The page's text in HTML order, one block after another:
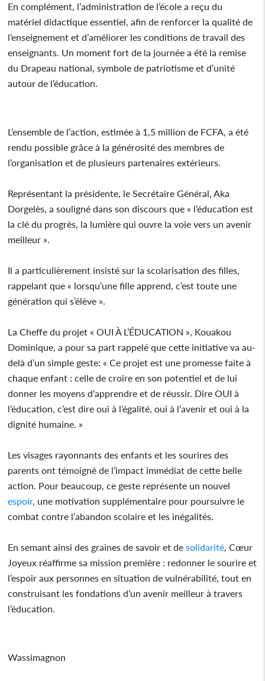
En complément, l’administration de l’école a reçu du
matériel didactique essentiel, afin de renforcer la qualité de
l’enseignement et d’améliorer les conditions de travail des
enseignants. Un moment fort de la journée a été la remise
du Drapeau national, symbole de patriotisme et d’unité
autour de l’éducation.
L’ensemble de l’action, estimée à 1,5 million de FCFA, a été
rendu possible grâce à la générosité des membres de
l’organisation et de plusieurs partenaires extérieurs.
Représentant la présidente, le Secrétaire Général, Aka
Dorgelès, a souligné dans son discours que « l’éducation est
la clé du progrès, la lumière qui ouvre la voie vers un avenir
meilleur ».
Il a particulièrement insisté sur la scolarisation des filles,
rappelant que « lorsqu’une fille apprend, c’est toute une
génération qui s’élève ».
La Cheffe du projet « OUI À L’ÉDUCATION », Kouakou
Dominique, a pour sa part rappelé que cette initiative va au-
delà d’un simple geste: « Ce projet est une promesse faite à
chaque enfant : celle de croire en son potentiel et de lui
donner les moyens d’apprendre et de réussir. Dire OUI à
l’éducation, c’est dire oui à l’égalité, oui à l’avenir et oui à la
dignité humaine. »
Les visages rayonnants des enfants et les sourires des
parents ont témoigné de l’impact immédiat de cette belle
action. Pour beaucoup, ce geste représente un nouvel
espoir, une motivation supplémentaire pour poursuivre le
combat contre l’abandon scolaire et les inégalités.
En semant ainsi des graines de savoir et de solidarité , Cœur
Joyeux réaffirme sa mission première : redonner le sourire et
l’espoir aux personnes en situation de vulnérabilité, tout en
construisant les fondations d’un avenir meilleur à travers
l’éducation.
Wassimagnon